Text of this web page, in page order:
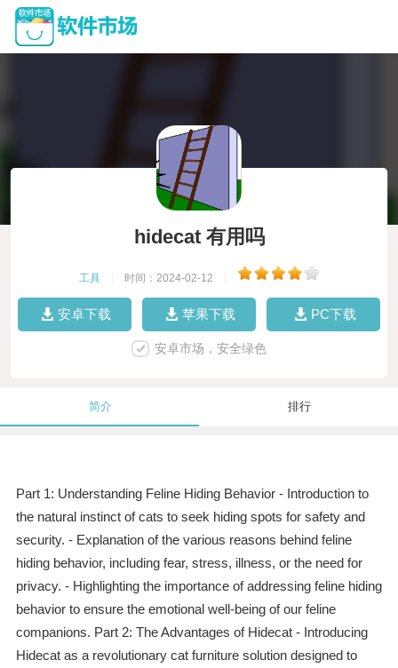
hidecat 有用吗
工具 时间：2024-02-12
安卓下载 苹果下载 PC下载
安卓市场，安全绿色
简介 排行
Part 1: Understanding Feline Hiding Behavior - Introduction to
the natural instinct of cats to seek hiding spots for safety and
security. - Explanation of the various reasons behind feline
hiding behavior, including fear, stress, illness, or the need for
privacy. - Highlighting the importance of addressing feline hiding
behavior to ensure the emotional well-being of our feline
companions. Part 2: The Advantages of Hidecat - Introducing
Hidecat as a revolutionary cat furniture solution designed to